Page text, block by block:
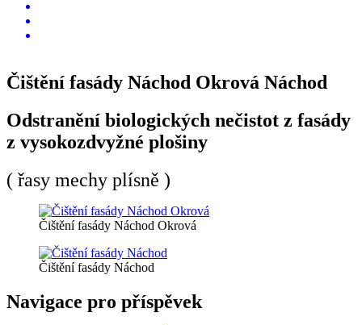
Čištění fasády Náchod Okrová Náchod
Odstranění biologických nečistot z fasády
z vysokozdvyžné plošiny
( řasy mechy plísně )
Čištění fasády Náchod Okrová
Čištění fasády Náchod
Navigace pro příspěvek